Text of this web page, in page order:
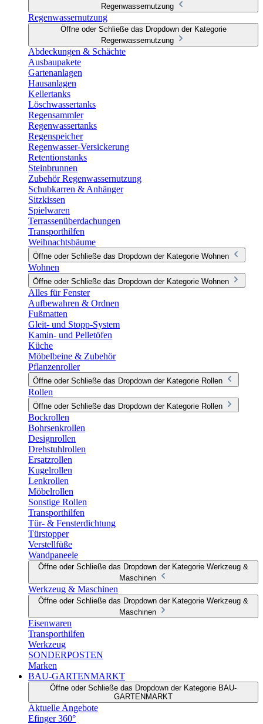
Regenwassernutzung
Regenwassernutzung
Öffne oder Schließe das Dropdown der Kategorie
Regenwassernutzung
Abdeckungen & Schächte
Ausbaupakete
Gartenanlagen
Hausanlagen
Kellertanks
Löschwassertanks
Regensammler
Regenwassertanks
Regenspeicher
Regenwasser-Versickerung
Retentionstanks
Steinbrunnen
Zubehör Regenwassernutzung
Schubkarren & Anhänger
Sitzkissen
Spielwaren
Terrassenüberdachungen
Transporthilfen
Weihnachtsbäume
Öffne oder Schließe das Dropdown der Kategorie Wohnen
Wohnen
Öffne oder Schließe das Dropdown der Kategorie Wohnen
Alles für Fenster
Aufbewahren & Ordnen
Fußmatten
Gleit- und Stopp-System
Kamin- und Pelletöfen
Küche
Möbelbeine & Zubehör
Pflanzenroller
Öffne oder Schließe das Dropdown der Kategorie Rollen
Rollen
Öffne oder Schließe das Dropdown der Kategorie Rollen
Bockrollen
Bohrsenkrollen
Designrollen
Drehstuhlrollen
Ersatzrollen
Kugelrollen
Lenkrollen
Möbelrollen
Sonstige Rollen
Transporthilfen
Tür- & Fensterdichtung
Türstopper
Verstellfüße
Wandpaneele
Öffne oder Schließe das Dropdown der Kategorie Werkzeug &
Maschinen
Werkzeug & Maschinen
Öffne oder Schließe das Dropdown der Kategorie Werkzeug &
Maschinen
Eisenwaren
Transporthilfen
Werkzeug
SONDERPOSTEN
Marken
BAU-GARTENMARKT
Öffne oder Schließe das Dropdown der Kategorie BAU-
GARTENMARKT
Aktuelle Angebote
Efinger 360°